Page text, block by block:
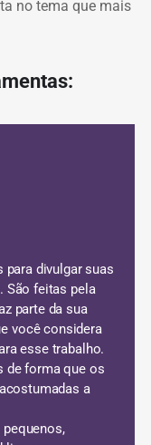
no tema que mais
divulgar suas
São feitas pela
parte da sua
você considera
esse trabalho.
de forma que os
a